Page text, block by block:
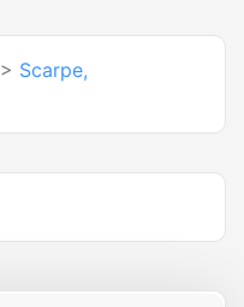
> Scarpe,